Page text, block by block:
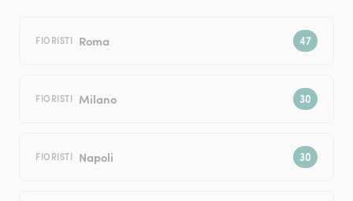
FIORISTI Roma
FIORISTI Milano
FIORISTI Napoli